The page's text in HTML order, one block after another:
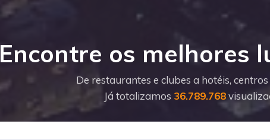
Encontre os melhores
De restaurantes e clubes a hotéis,
Já totalizamos 36.789.768